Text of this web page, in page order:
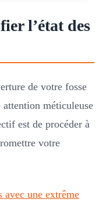
l’état des
de votre fosse
attention méticuleuse
est de procéder à
votre
avec une extrême